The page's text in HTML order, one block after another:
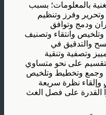
بالمعلومات؛ بسبب
وتحرير وفرز وتنظيم
ودمج وتوافق
وانتقاء وتصنيف
والتدقيق في
وتصفية وتنقية
على نحو متساوي
وجمع وتخطيط وتلخيص
وإلقاء نظرة سريعة
القدرة على فصل الغث